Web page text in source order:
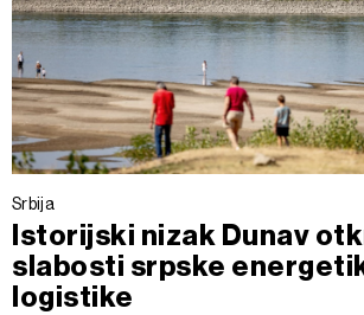
Srbija
Istorijski nizak Dunav
slabosti srpske
logistike